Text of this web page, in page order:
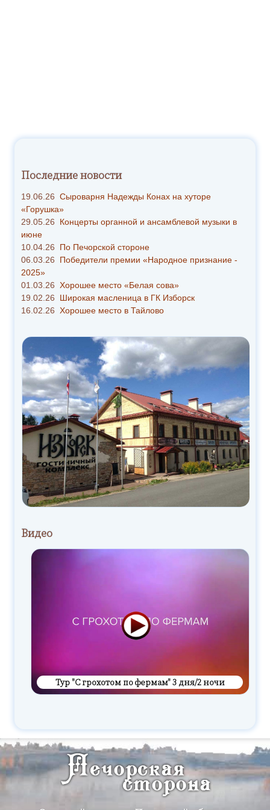
В видео использована запись пения м. Валерии и м.
Автор видео:
Последние новости
19.06.26 Сыроварня Надежды Конах на хуторе
«Горушка»
29.05.26 Концерты органной и ансамблевой музыки в
июне
10.04.26 По Печорской стороне
06.03.26 Победители премии «Народное признание -
2025»
01.03.26 Хорошее место «Белая сова»
19.02.26 Широкая масленица в ГК Изборск
16.02.26 Хорошее место в Тайлово
Видео
Тур "С грохотом по фермам" 3 дня/2 ночи